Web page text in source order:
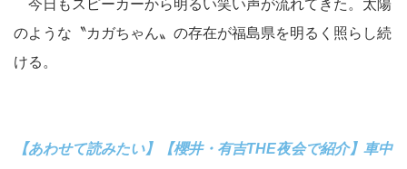
今日もスピーカーから明るい笑い声が流れてきた。太陽
のような〝カガちゃん〟の存在が福島県を明るく照らし続
ける。
【あわせて読みたい】【櫻井・有吉THE夜会で紹介】車中